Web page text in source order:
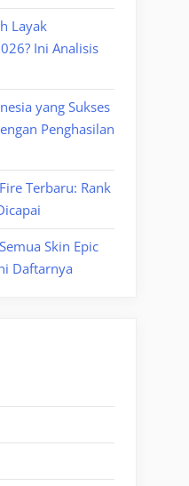
Layak
Ini Analisis
yang Sukses
Penghasilan
Terbaru: Rank
Skin Epic
Daftarnya